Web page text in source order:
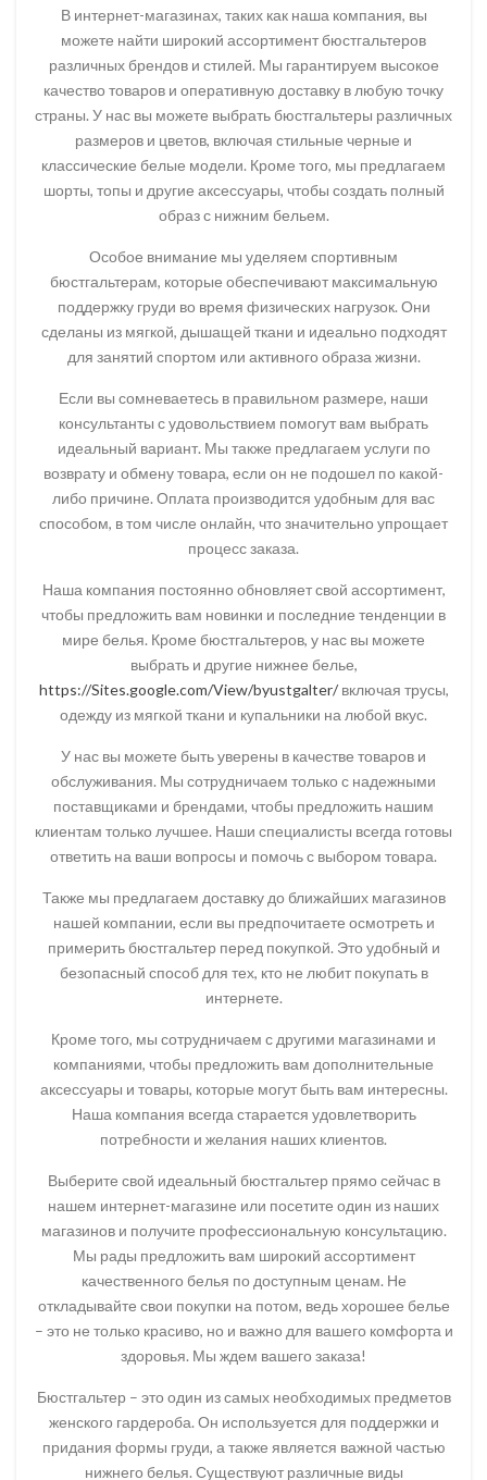
В интернет-магазинах, таких как наша компания, вы
можете найти широкий ассортимент бюстгальтеров
различных брендов и стилей. Мы гарантируем высокое
качество товаров и оперативную доставку в любую точку
страны. У нас вы можете выбрать бюстгальтеры различных
размеров и цветов, включая стильные черные и
классические белые модели. Кроме того, мы предлагаем
шорты, топы и другие аксессуары, чтобы создать полный
образ с нижним бельем.
Особое внимание мы уделяем спортивным
бюстгальтерам, которые обеспечивают максимальную
поддержку груди во время физических нагрузок. Они
сделаны из мягкой, дышащей ткани и идеально подходят
для занятий спортом или активного образа жизни.
Если вы сомневаетесь в правильном размере, наши
консультанты с удовольствием помогут вам выбрать
идеальный вариант. Мы также предлагаем услуги по
возврату и обмену товара, если он не подошел по какой-
либо причине. Оплата производится удобным для вас
способом, в том числе онлайн, что значительно упрощает
процесс заказа.
Наша компания постоянно обновляет свой ассортимент,
чтобы предложить вам новинки и последние тенденции в
мире белья. Кроме бюстгальтеров, у нас вы можете
выбрать и другие нижнее белье,
https://Sites.google.com/View/byustgalter/включая трусы,
одежду из мягкой ткани и купальники на любой вкус.
У нас вы можете быть уверены в качестве товаров и
обслуживания. Мы сотрудничаем только с надежными
поставщиками и брендами, чтобы предложить нашим
клиентам только лучшее. Наши специалисты всегда готовы
ответить на ваши вопросы и помочь с выбором товара.
Также мы предлагаем доставку до ближайших магазинов
нашей компании, если вы предпочитаете осмотреть и
примерить бюстгальтер перед покупкой. Это удобный и
безопасный способ для тех, кто не любит покупать в
интернете.
Кроме того, мы сотрудничаем с другими магазинами и
компаниями, чтобы предложить вам дополнительные
аксессуары и товары, которые могут быть вам интересны.
Наша компания всегда старается удовлетворить
потребности и желания наших клиентов.
Выберите свой идеальный бюстгальтер прямо сейчас в
нашем интернет-магазине или посетите один из наших
магазинов и получите профессиональную консультацию.
Мы рады предложить вам широкий ассортимент
качественного белья по доступным ценам. Не
откладывайте свои покупки на потом, ведь хорошее белье
– это не только красиво, но и важно для вашего комфорта и
здоровья. Мы ждем вашего заказа!
Бюстгальтер – это один из самых необходимых предметов
женского гардероба. Он используется для поддержки и
придания формы груди, а также является важной частью
нижнего белья. Существуют различные виды